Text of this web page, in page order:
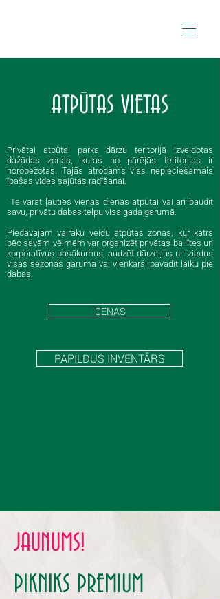
ATPŪTAS VIETAS
Privātai atpūtai parka dārzu teritorijā izveidotas
dažādas zonas, kuras no pārējās teritorijas ir
norobežotas. Tajās atrodams viss nepieciešamais
īpašas vides sajūtas radīšanai.
Te varat ļauties vienas dienas atpūtai vai arī baudīt
savu, privātu dabas telpu visa gada garumā.
Piedāvājam vairāku veidu atpūtas zonas, kur katrs
pēc savām vēlmēm var organizēt privātas ballītes un
korporatīvus pasākumus, audzēt dārzeņus un ziedus
visas sezonas garumā vai vienkārši pavadīt laiku pie
dabas.
CENAS
PAPILDUS INVENTĀRS
JAUNUMS!
PIKNIKS PREMIUM